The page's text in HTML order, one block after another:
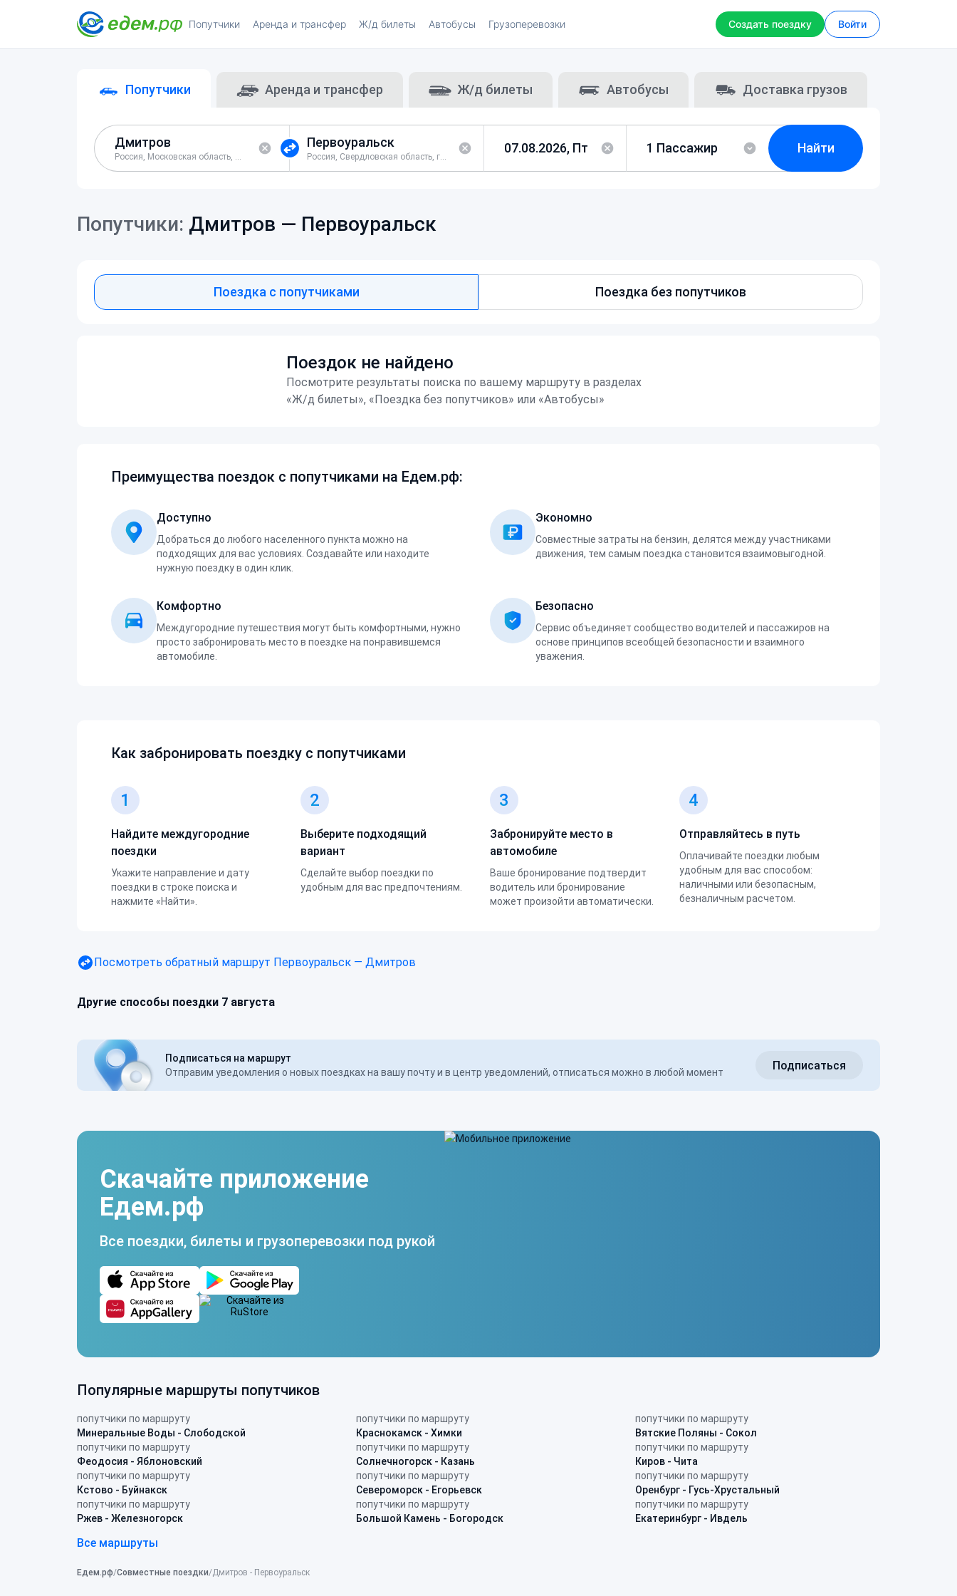
Попутчики Аренда и трансфер Ж/д билеты Автобусы Грузоперевозки Создать поездку Войти
Попутчики Аренда и трансфер Ж/д билеты Автобусы Доставка грузов
Россия, Московская область, Дмитровский район Россия, Свердловская область, город Первоуральск
Найти
Попутчики: Дмитров — Первоуральск
Поездка с попутчиками Поездка без попутчиков
Поездок не найдено
Посмотрите результаты поиска по вашему маршруту в разделах
«Ж/д билеты», «Поездка без попутчиков» или «Автобусы»
Преимущества поездок с попутчиками на Едем.рф:
Доступно
Добраться до любого населенного пункта можно на
подходящих для вас условиях. Создавайте или находите
нужную поездку в один клик.
Экономно
Совместные затраты на бензин, делятся между участниками
движения, тем самым поездка становится взаимовыгодной.
Комфортно
Междугородние путешествия могут быть комфортными, нужно
просто забронировать место в поездке на понравившемся
автомобиле.
Безопасно
Сервис объединяет сообщество водителей и пассажиров на
основе принципов всеобщей безопасности и взаимного
уважения.
Как забронировать поездку с попутчиками
1
Найдите междугородние
поездки
Укажите направление и дату
поездки в строке поиска и
нажмите «Найти».
2
Выберите подходящий
вариант
Сделайте выбор поездки по
удобным для вас предпочтениям.
3
Забронируйте место в
автомобиле
Ваше бронирование подтвердит
водитель или бронирование
может произойти автоматически.
4
Отправляйтесь в путь
Оплачивайте поездки любым
удобным для вас способом:
наличными или безопасным,
безналичным расчетом.
Посмотреть обратный маршрут Первоуральск — Дмитров
Другие способы поездки 7 августа
Подписаться на маршрут
Отправим уведомления о новых поездках на вашу почту и в центр уведомлений, отписаться можно в любой момент
Подписаться
Скачайте приложение
Едем.рф
Все поездки, билеты и грузоперевозки под рукой
Популярные маршруты попутчиков
попутчики по маршруту
Минеральные Воды - Слободской
попутчики по маршруту
Феодосия - Яблоновский
попутчики по маршруту
Кстово - Буйнакск
попутчики по маршруту
Ржев - Железногорск
попутчики по маршруту
Краснокамск - Химки
попутчики по маршруту
Солнечногорск - Казань
попутчики по маршруту
Североморск - Егорьевск
попутчики по маршруту
Большой Камень - Богородск
попутчики по маршруту
Вятские Поляны - Сокол
попутчики по маршруту
Киров - Чита
попутчики по маршруту
Оренбург - Гусь-Хрустальный
попутчики по маршруту
Екатеринбург - Ивдель
Все маршруты
Едем.рф Совместные поездки Дмитров - Первоуральск